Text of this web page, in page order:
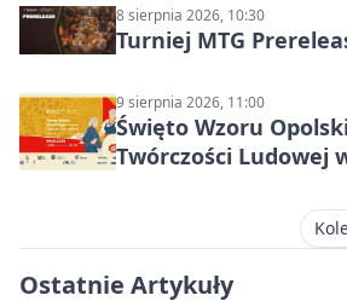
8 sierpnia 2026, 10:30
Turniej MTG
9 sierpnia 2026, 11:00
Święto Wzoru
Twórczości Ludowej
Ostatnie Artykuły